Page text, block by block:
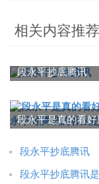
相关内容推荐
段永平抄底腾讯
段永平是真的看好
样
段永平抄底腾讯
段永平抄底腾讯